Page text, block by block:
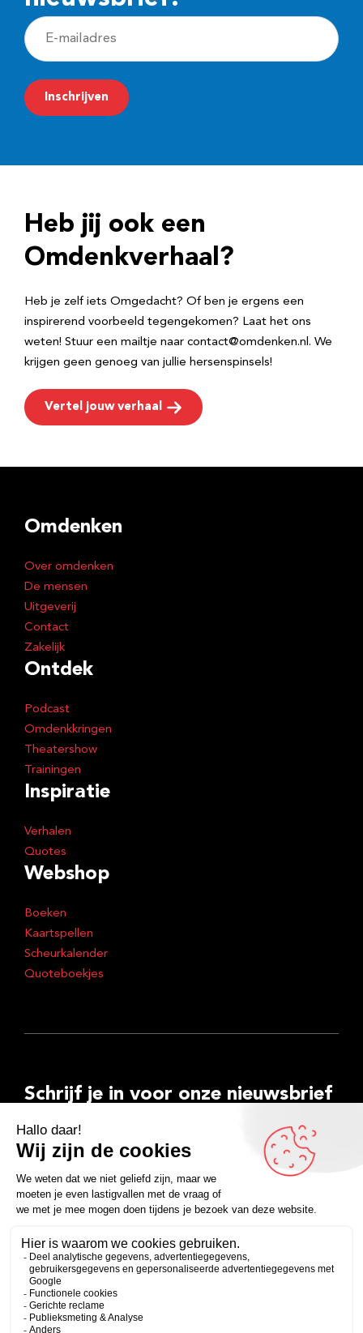
E
-
m
a
r
e
Inschrijven
Heb jij ook een
Omdenkverhaal?
Heb je zelf iets Omgedacht? Of ben je ergens een
inspirerend voorbeeld tegengekomen? Laat het ons
weten! Stuur een mailtje naar contact@omdenken.nl. We
krijgen geen genoeg van jullie hersenspinsels!
Vertel jouw verhaal
Omdenken
Over omdenken
De mensen
Uitgeverij
Contact
Zakelijk
Ontdek
Podcast
Omdenkkringen
Theatershow
Trainingen
Inspiratie
Verhalen
Quotes
Webshop
Boeken
Kaartspellen
Scheurkalender
Quoteboekjes
Schrijf je in voor onze nieuwsbrief
E-
mailadres
Inschrijven
FacebookInstagramLinkedInYouTubeSpotify